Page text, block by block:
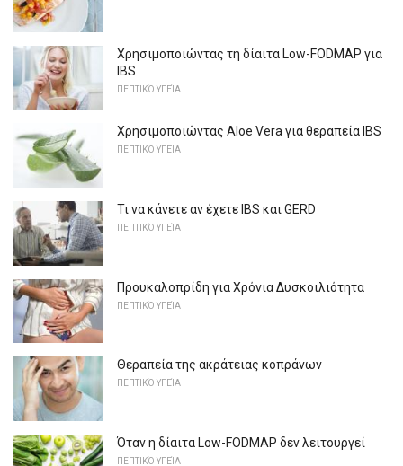
Χρησιμοποιώντας τη δίαιτα Low-FODMAP για
IBS
ΠΕΠΤΙΚΌ ΥΓΕΊΑ
Χρησιμοποιώντας Aloe Vera για θεραπεία IBS
ΠΕΠΤΙΚΌ ΥΓΕΊΑ
Τι να κάνετε αν έχετε IBS και GERD
ΠΕΠΤΙΚΌ ΥΓΕΊΑ
Προυκαλοπρίδη για Χρόνια Δυσκοιλιότητα
ΠΕΠΤΙΚΌ ΥΓΕΊΑ
Θεραπεία της ακράτειας κοπράνων
ΠΕΠΤΙΚΌ ΥΓΕΊΑ
Όταν η δίαιτα Low-FODMAP δεν λειτουργεί
ΠΕΠΤΙΚΌ ΥΓΕΊΑ